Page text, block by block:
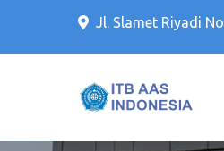
Jl. Slamet Riyadi